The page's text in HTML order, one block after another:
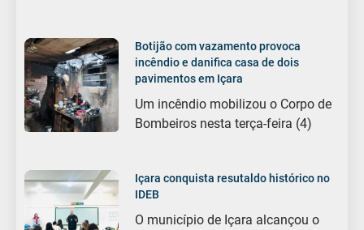
Botijão com vazamento provoca
incêndio e danifica casa de dois
pavimentos em Içara
Um incêndio mobilizou o Corpo de
Bombeiros nesta terça-feira (4)
Içara conquista resutaldo histórico no
IDEB
O município de Içara alcançou o